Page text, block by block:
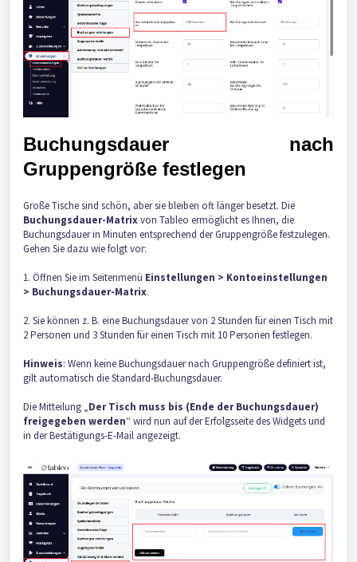
Buchungsdauer nach
Gruppengröße festlegen
Große Tische sind schön, aber sie bleiben oft länger besetzt. Die
Buchungsdauer-Matrixvon Tableo ermöglicht es Ihnen, die
Buchungsdauer in Minuten entsprechend der Gruppengröße festzulegen.
Gehen Sie dazu wie folgt vor:
1. Öffnen Sie im Seitenmenü Einstellungen > Kontoeinstellungen
> Buchungsdauer-Matrix.
2. Sie können z. B. eine Buchungsdauer von 2 Stunden für einen Tisch mit
2 Personen und 3 Stunden für einen Tisch mit 10 Personen festlegen.
Hinweis: Wenn keine Buchungsdauer nach Gruppengröße definiert ist,
gilt automatisch die Standard-Buchungsdauer.
Die Mitteilung „Der Tisch muss bis (Ende der Buchungsdauer)
freigegeben werden“ wird nun auf der Erfolgsseite des Widgets und
in der Bestätigungs-E-Mail angezeigt.